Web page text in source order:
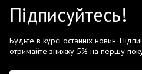
Підписуйтесь!
Будьте в курсі останніх новин.
отримайте знижку 5% на першу